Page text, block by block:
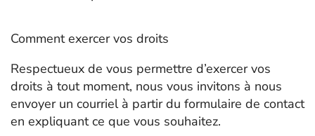
Comment exercer vos droits
Respectueux de vous permettre d’exercer vos
droits à tout moment, nous vous invitons à nous
envoyer un courriel à partir du formulaire de contact
en expliquant ce que vous souhaitez.